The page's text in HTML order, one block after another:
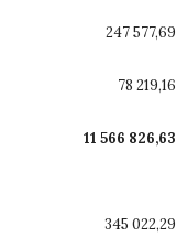
247 577,69
78 219,16
11 566 826,63
345 022,29